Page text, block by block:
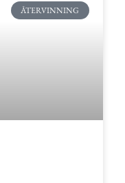
ÅTERVINNING